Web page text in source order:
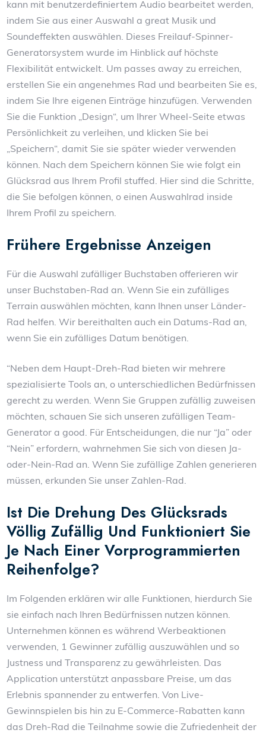
kann mit benutzerdefiniertem Audio bearbeitet werden,
indem Sie aus einer Auswahl a great Musik und
Soundeffekten auswählen. Dieses Freilauf-Spinner-
Generatorsystem wurde im Hinblick auf höchste
Flexibilität entwickelt. Um passes away zu erreichen,
erstellen Sie ein angenehmes Rad und bearbeiten Sie es,
indem Sie Ihre eigenen Einträge hinzufügen. Verwenden
Sie die Funktion „Design“, um Ihrer Wheel-Seite etwas
Persönlichkeit zu verleihen, und klicken Sie bei
„Speichern“, damit Sie sie später wieder verwenden
können. Nach dem Speichern können Sie wie folgt ein
Glücksrad aus Ihrem Profil stuffed. Hier sind die Schritte,
die Sie befolgen können, o einen Auswahlrad inside
Ihrem Profil zu speichern.
Frühere Ergebnisse Anzeigen
Für die Auswahl zufälliger Buchstaben offerieren wir
unser Buchstaben-Rad an. Wenn Sie ein zufälliges
Terrain auswählen möchten, kann Ihnen unser Länder-
Rad helfen. Wir bereithalten auch ein Datums-Rad an,
wenn Sie ein zufälliges Datum benötigen.
“Neben dem Haupt-Dreh-Rad bieten wir mehrere
spezialisierte Tools an, o unterschiedlichen Bedürfnissen
gerecht zu werden. Wenn Sie Gruppen zufällig zuweisen
möchten, schauen Sie sich unseren zufälligen Team-
Generator a good. Für Entscheidungen, die nur “Ja” oder
“Nein” erfordern, wahrnehmen Sie sich von diesen Ja-
oder-Nein-Rad an. Wenn Sie zufällige Zahlen generieren
müssen, erkunden Sie unser Zahlen-Rad.
Ist Die Drehung Des Glücksrads
Völlig Zufällig Und Funktioniert Sie
Je Nach Einer Vorprogrammierten
Reihenfolge?
Im Folgenden erklären wir alle Funktionen, hierdurch Sie
sie einfach nach Ihren Bedürfnissen nutzen können.
Unternehmen können es während Werbeaktionen
verwenden, 1 Gewinner zufällig auszuwählen und so
Justness und Transparenz zu gewährleisten. Das
Application unterstützt anpassbare Preise, um das
Erlebnis spannender zu entwerfen. Von Live-
Gewinnspielen bis hin zu E-Commerce-Rabatten kann
das Dreh-Rad die Teilnahme sowie die Zufriedenheit der